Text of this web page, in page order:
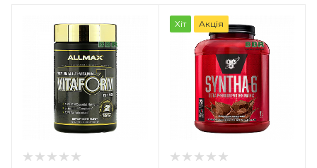
Хіт Акція